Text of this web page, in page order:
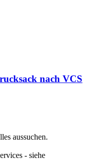
nach VCS
aussuchen.
- siehe